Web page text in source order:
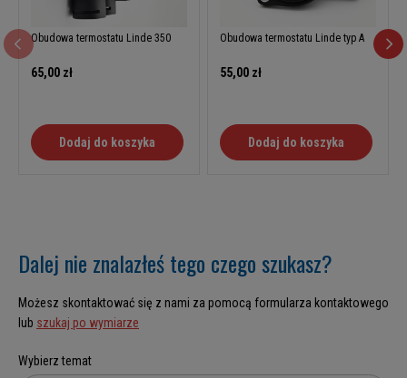
Obudowa termostatu Linde 350
65,00 zł
Dodaj do koszyka
Obudowa termostatu Linde typ A
55,00 zł
Dodaj do koszyka
Dalej nie znalazłeś tego czego szukasz?
Możesz skontaktować się z nami za pomocą formularza kontaktowego
lub szukaj po wymiarze